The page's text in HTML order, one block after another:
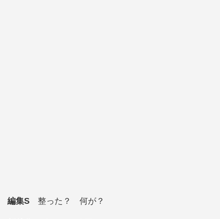
編集S 整った？ 何が？